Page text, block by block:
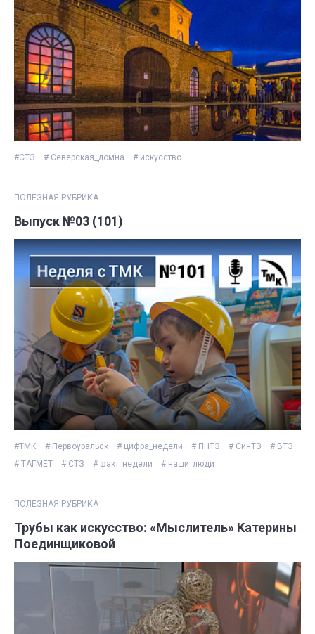
#СТЗ # Северская_домна # искусство
ПОЛЕЗНАЯ РУБРИКА
Выпуск №03 (101)
#ТМК # Первоуральск # цифра_недели # ПНТЗ # СинТЗ
# ВТЗ
# ТАГМЕТ
# СТЗ # факт_недели # наши_люди
ПОЛЕЗНАЯ РУБРИКА
Трубы как искусство: «Мыслитель» Катерины
Поединщиковой